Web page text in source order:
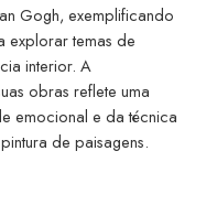
Gogh, exemplificando
explorar temas de
interior. A
obras reflete uma
emocional e da técnica
de paisagens.